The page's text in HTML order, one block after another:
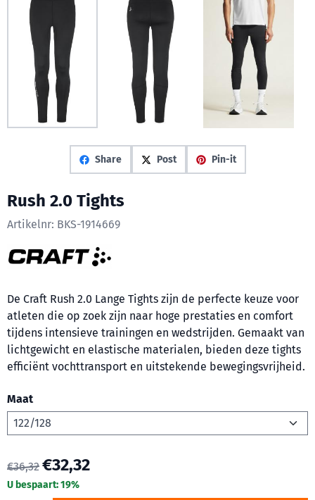
Share Post Pin-it
Rush 2.0 Tights
Artikelnr: BKS-1914669
De Craft Rush 2.0 Lange Tights zijn de perfecte keuze voor
atleten die op zoek zijn naar hoge prestaties en comfort
tijdens intensieve trainingen en wedstrijden. Gemaakt van
lichtgewicht en elastische materialen, bieden deze tights
efficiënt vochttransport en uitstekende bewegingsvrijheid.
Maat
€36,32 €32,32
U bespaart:19%